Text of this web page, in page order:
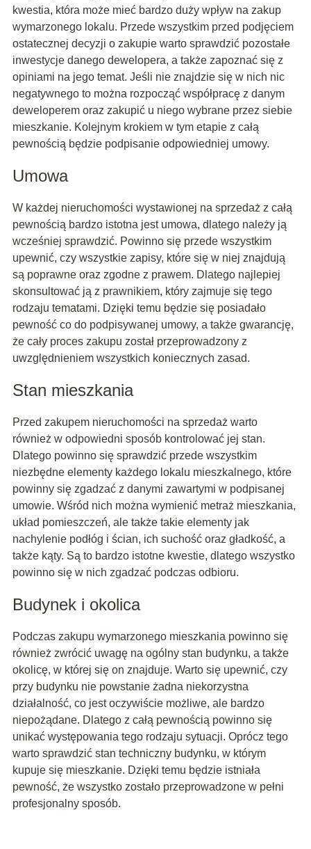
kwestia, która może mieć bardzo duży wpływ na zakup
wymarzonego lokalu. Przede wszystkim przed podjęciem
ostatecznej decyzji o zakupie warto sprawdzić pozostałe
inwestycje danego dewelopera, a także zapoznać się z
opiniami na jego temat. Jeśli nie znajdzie się w nich nic
negatywnego to można rozpocząć współpracę z danym
deweloperem oraz zakupić u niego wybrane przez siebie
mieszkanie. Kolejnym krokiem w tym etapie z całą
pewnością będzie podpisanie odpowiedniej umowy.
Umowa
W każdej nieruchomości wystawionej na sprzedaż z całą
pewnością bardzo istotna jest umowa, dlatego należy ją
wcześniej sprawdzić. Powinno się przede wszystkim
upewnić, czy wszystkie zapisy, które się w niej znajdują
są poprawne oraz zgodne z prawem. Dlatego najlepiej
skonsultować ją z prawnikiem, który zajmuje się tego
rodzaju tematami. Dzięki temu będzie się posiadało
pewność co do podpisywanej umowy, a także gwarancję,
że cały proces zakupu został przeprowadzony z
uwzględnieniem wszystkich koniecznych zasad.
Stan mieszkania
Przed zakupem nieruchomości na sprzedaż warto
również w odpowiedni sposób kontrolować jej stan.
Dlatego powinno się sprawdzić przede wszystkim
niezbędne elementy każdego lokalu mieszkalnego, które
powinny się zgadzać z danymi zawartymi w podpisanej
umowie. Wśród nich można wymienić metraż mieszkania,
układ pomieszczeń, ale także takie elementy jak
nachylenie podłóg i ścian, ich suchość oraz gładkość, a
także kąty. Są to bardzo istotne kwestie, dlatego wszystko
powinno się w nich zgadzać podczas odbioru.
Budynek i okolica
Podczas zakupu wymarzonego mieszkania powinno się
również zwrócić uwagę na ogólny stan budynku, a także
okolicę, w której się on znajduje. Warto się upewnić, czy
przy budynku nie powstanie żadna niekorzystna
działalność, co jest oczywiście możliwe, ale bardzo
niepożądane. Dlatego z całą pewnością powinno się
unikać występowania tego rodzaju sytuacji. Oprócz tego
warto sprawdzić stan techniczny budynku, w którym
kupuje się mieszkanie. Dzięki temu będzie istniała
pewność, że wszystko zostało przeprowadzone w pełni
profesjonalny sposób.